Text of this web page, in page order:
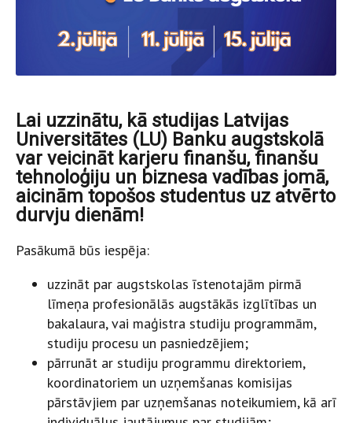
Lai uzzinātu, kā studijas Latvijas
Universitātes (LU) Banku augstskolā
var veicināt karjeru finanšu, finanšu
tehnoloģiju un biznesa vadības jomā,
aicinām topošos studentus uz atvērto
durvju dienām!
Pasākumā būs iespēja:
uzzināt par augstskolas īstenotajām pirmā
līmeņa profesionālās augstākās izglītības un
bakalaura, vai maģistra studiju programmām,
studiju procesu un pasniedzējiem;
pārrunāt ar studiju programmu direktoriem,
koordinatoriem un uzņemšanas komisijas
pārstāvjiem par uzņemšanas noteikumiem, kā arī